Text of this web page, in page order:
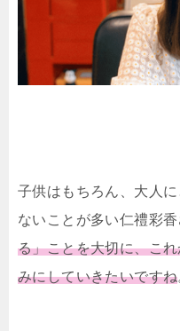
子供はもちろん、大人
ないことが多い仁禮彩
る」ことを大切に、こ
みにしていきたいですね